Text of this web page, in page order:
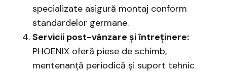
specializate asigură montaj conform
standardelor germane.
Servicii post-vânzare și întreținere:
PHOENIX oferă piese de schimb,
mentenanță periodică și suport tehnic